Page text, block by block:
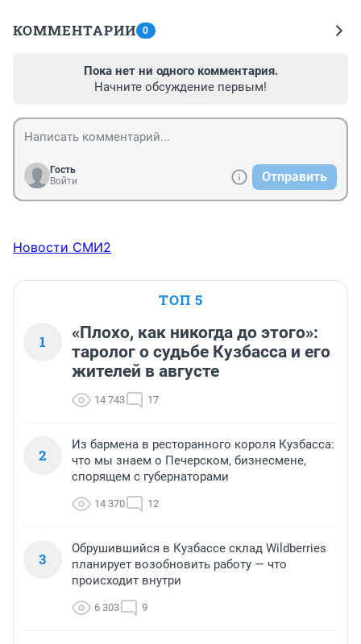
КОММЕНТАРИИ 0
Пока нет ни одного комментария.
Начните обсуждение первым!
Гость
Войти
Отправить
Новости СМИ2
ТОП 5
1
«Плохо, как никогда до этого»:
таролог о судьбе Кузбасса и его
жителей в августе
14 743 17
2
Из бармена в ресторанного короля Кузбасса:
что мы знаем о Печерском, бизнесмене,
спорящем с губернаторами
14 370 12
3
Обрушившийся в Кузбассе склад Wildberries
планирует возобновить работу — что
происходит внутри
6 303 9